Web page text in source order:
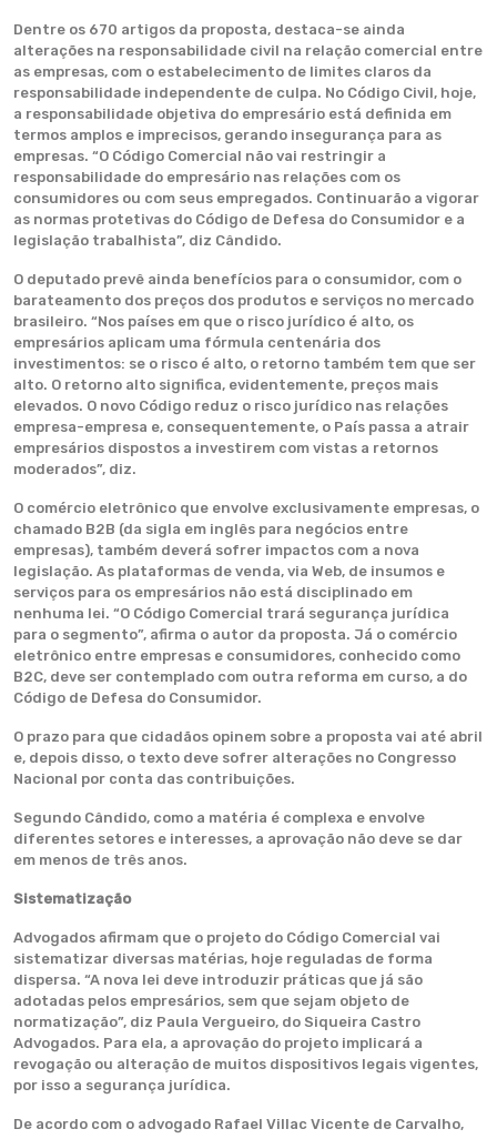
Dentre os 670 artigos da proposta, destaca-se ainda
alterações na responsabilidade civil na relação comercial entre
as empresas, com o estabelecimento de limites claros da
responsabilidade independente de culpa. No Código Civil, hoje,
a responsabilidade objetiva do empresário está definida em
termos amplos e imprecisos, gerando insegurança para as
empresas. “O Código Comercial não vai restringir a
responsabilidade do empresário nas relações com os
consumidores ou com seus empregados. Continuarão a vigorar
as normas protetivas do Código de Defesa do Consumidor e a
legislação trabalhista”, diz Cândido.
O deputado prevê ainda benefícios para o consumidor, com o
barateamento dos preços dos produtos e serviços no mercado
brasileiro. “Nos países em que o risco jurídico é alto, os
empresários aplicam uma fórmula centenária dos
investimentos: se o risco é alto, o retorno também tem que ser
alto. O retorno alto significa, evidentemente, preços mais
elevados. O novo Código reduz o risco jurídico nas relações
empresa-empresa e, consequentemente, o País passa a atrair
empresários dispostos a investirem com vistas a retornos
moderados”, diz.
O comércio eletrônico que envolve exclusivamente empresas, o
chamado B2B (da sigla em inglês para negócios entre
empresas), também deverá sofrer impactos com a nova
legislação. As plataformas de venda, via Web, de insumos e
serviços para os empresários não está disciplinado em
nenhuma lei. “O Código Comercial trará segurança jurídica
para o segmento”, afirma o autor da proposta. Já o comércio
eletrônico entre empresas e consumidores, conhecido como
B2C, deve ser contemplado com outra reforma em curso, a do
Código de Defesa do Consumidor.
O prazo para que cidadãos opinem sobre a proposta vai até abril
e, depois disso, o texto deve sofrer alterações no Congresso
Nacional por conta das contribuições.
Segundo Cândido, como a matéria é complexa e envolve
diferentes setores e interesses, a aprovação não deve se dar
em menos de três anos.
Sistematização
Advogados afirmam que o projeto do Código Comercial vai
sistematizar diversas matérias, hoje reguladas de forma
dispersa. “A nova lei deve introduzir práticas que já são
adotadas pelos empresários, sem que sejam objeto de
normatização”, diz Paula Vergueiro, do Siqueira Castro
Advogados. Para ela, a aprovação do projeto implicará a
revogação ou alteração de muitos dispositivos legais vigentes,
por isso a segurança jurídica.
De acordo com o advogado Rafael Villac Vicente de Carvalho,